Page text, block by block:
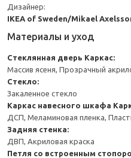
Дизайнер:
IKEA of Sweden/Mikael
Материалы и уход
Стеклянная дверь Каркас:
Массив ясеня, Прозрачный
Стекло:
Закаленное стекло
Каркас навесного шкафа
ДСП, Меламиновая пленка,
Задняя стенка:
ДВП, Акриловая краска
Петля со встроенным